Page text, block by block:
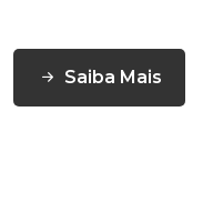
Saiba Mais